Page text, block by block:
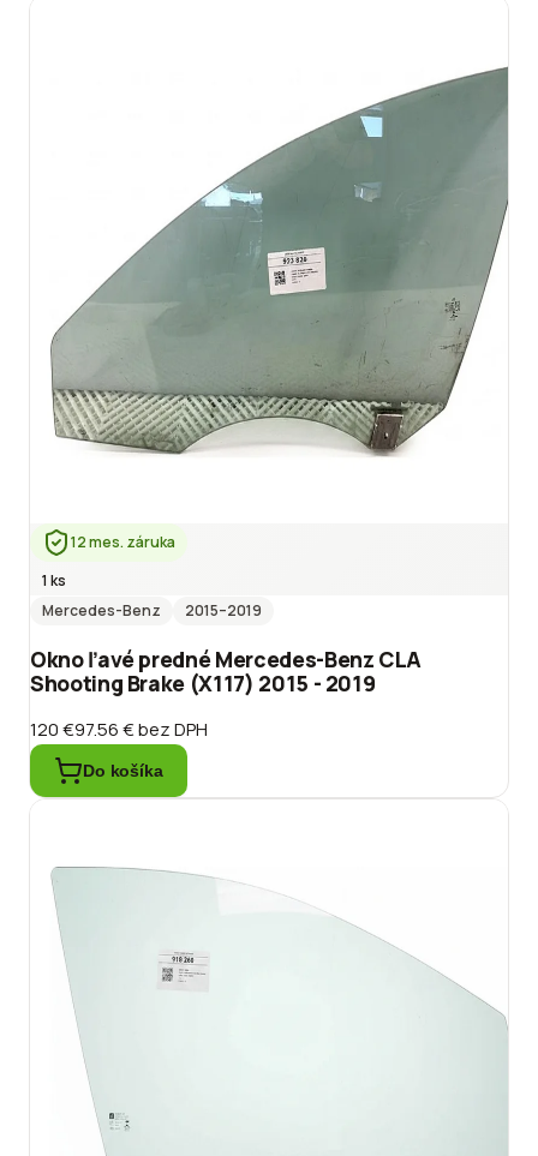
12 mes. záruka
1 ks
Mercedes-Benz
2015–2019
Okno ľavé predné Mercedes-Benz CLA
Shooting Brake (X117) 2015 - 2019
120 €97.56 €bez DPH
Do košíka